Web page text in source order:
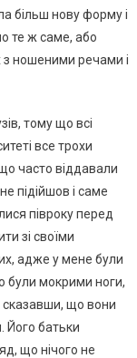
більш нову форму і
те ж саме, або
з ношеними речами і
тому що всі
все трохи
часто віддавали
підійшов і саме
півроку перед
зі своїми
адже у мене були
були мокрими ноги,
сказавши, що вони
Його батьки
що нічого не